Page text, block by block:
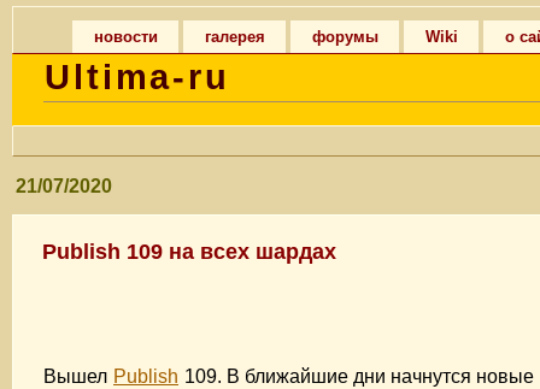
новости галерея форумы Wiki о
Ultima-ru
21/07/2020
Publish 109 на всех шардах
Вышел Publish 109. В ближайшие дни начнутся